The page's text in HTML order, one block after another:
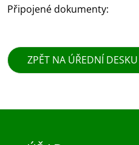
Připojené dokumenty:
ZPĚT NA ÚŘEDNÍ DESKU